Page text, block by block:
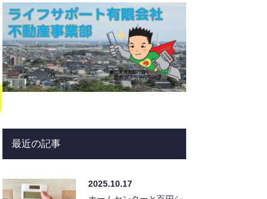
最近の記事
2025.10.17